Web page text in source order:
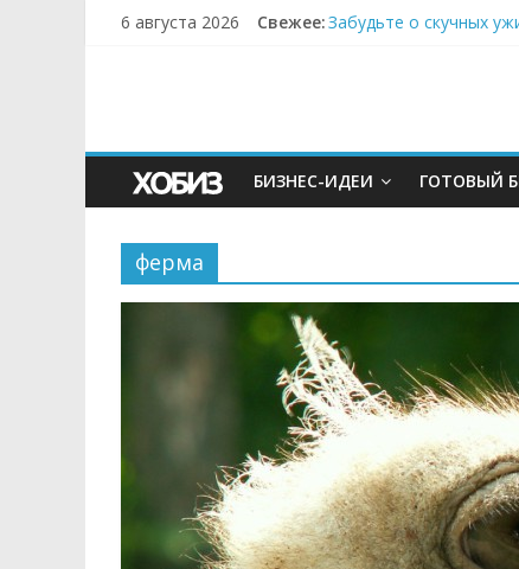
6 августа 2026 Свежее:Забудьте о скучных
БИЗНЕС-ИДЕИ ГОТОВЫЙ
ферма